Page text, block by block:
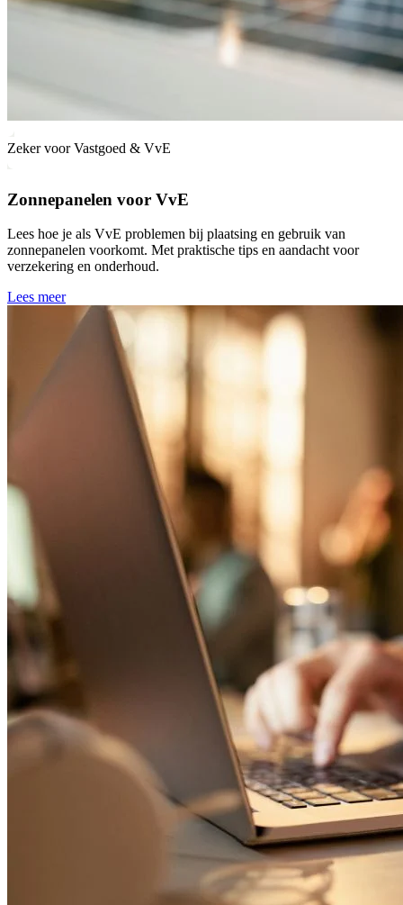
Zeker voor Vastgoed & VvE
Zonnepanelen voor VvE
Lees hoe je als VvE problemen bij plaatsing en gebruik van
zonnepanelen voorkomt. Met praktische tips en aandacht voor
verzekering en onderhoud.
Lees meer